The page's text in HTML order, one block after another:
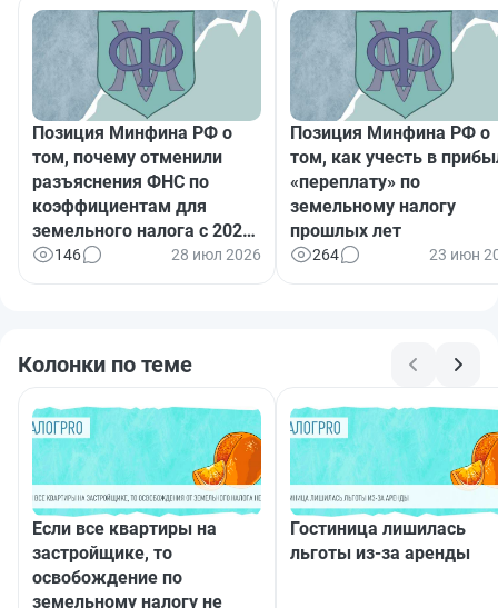
Позиция Минфина РФ о
том, почему отменили
разъяснения ФНС по
коэффициентам для
земельного налога с 2027
года146 28 июл 2026
Позиция Минфина РФ о
том, как учесть в
«переплату» по
земельному налогу
прошлых лет
264 23 июн
Колонки по теме
Если все квартиры на
застройщике, то
освобождение по
земельному налогу не
Гостиница лишилась
льготы из-за аренды